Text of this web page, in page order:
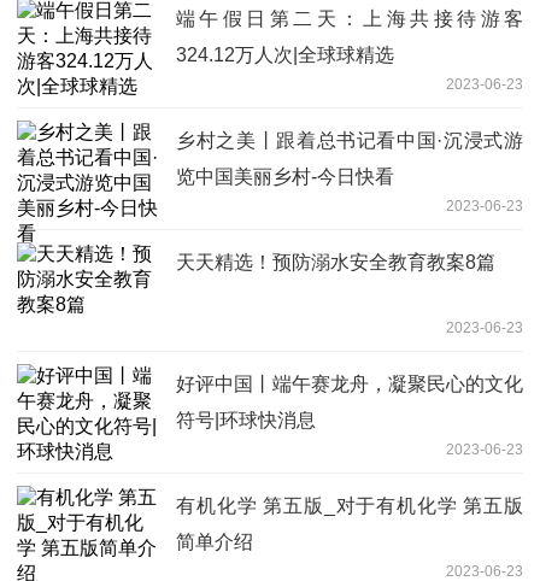
端午假日第二天：上海共接待游客
324.12万人次|全球球精选
2023-06-23
乡村之美丨跟着总书记看中国·沉浸式游
览中国美丽乡村-今日快看
2023-06-23
天天精选！预防溺水安全教育教案8篇
2023-06-23
好评中国丨端午赛龙舟，凝聚民心的文化
符号|环球快消息
2023-06-23
有机化学 第五版_对于有机化学 第五版
简单介绍
2023-06-23